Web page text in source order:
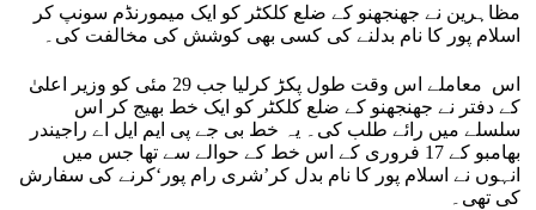
مظاہرین نے جھنجھنو کے ضلع کلکٹر کو ایک میمورنڈم سونپ کر
اسلام پور کا نام بدلنے کی کسی بھی کوشش کی مخالفت کی۔
اس معاملے اس وقت طول پکڑ کرلیا جب 29 مئی کو وزیر اعلیٰ
کے دفتر نے جھنجھنو کے ضلع کلکٹر کو ایک خط بھیج کر اس
سلسلے میں رائے طلب کی۔ یہ خط بی جے پی ایم ایل اے راجیندر
بھامبو کے 17 فروری کے اس خط کے حوالے سے تھا جس میں
انہوں نے اسلام پور کا نام بدل کر’شری رام پور‘کرنے کی سفارش
کی تھی۔